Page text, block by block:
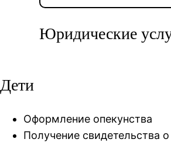
Юридические
Дети
Оформление опекунства
Получение свидетельства